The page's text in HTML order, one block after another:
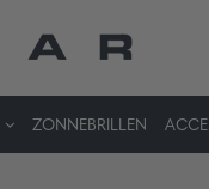
ZONNEBRILLEN